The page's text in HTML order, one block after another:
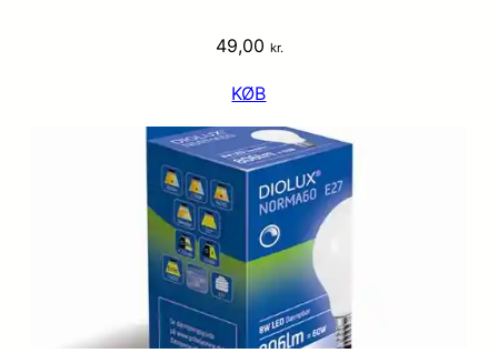
49,00 kr.
KØB